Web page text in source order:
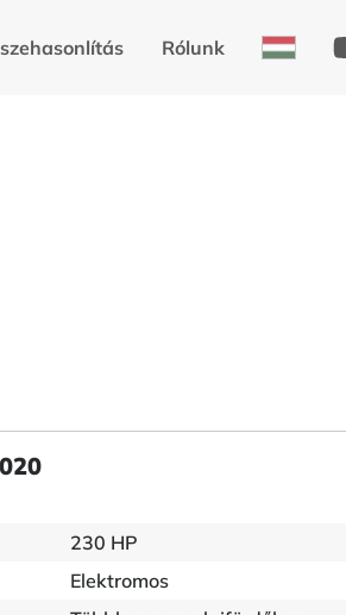
Rólunk
230 HP
Elektromos